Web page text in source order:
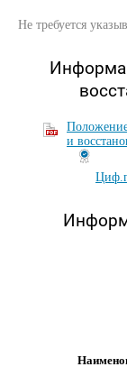
Не требуется
и